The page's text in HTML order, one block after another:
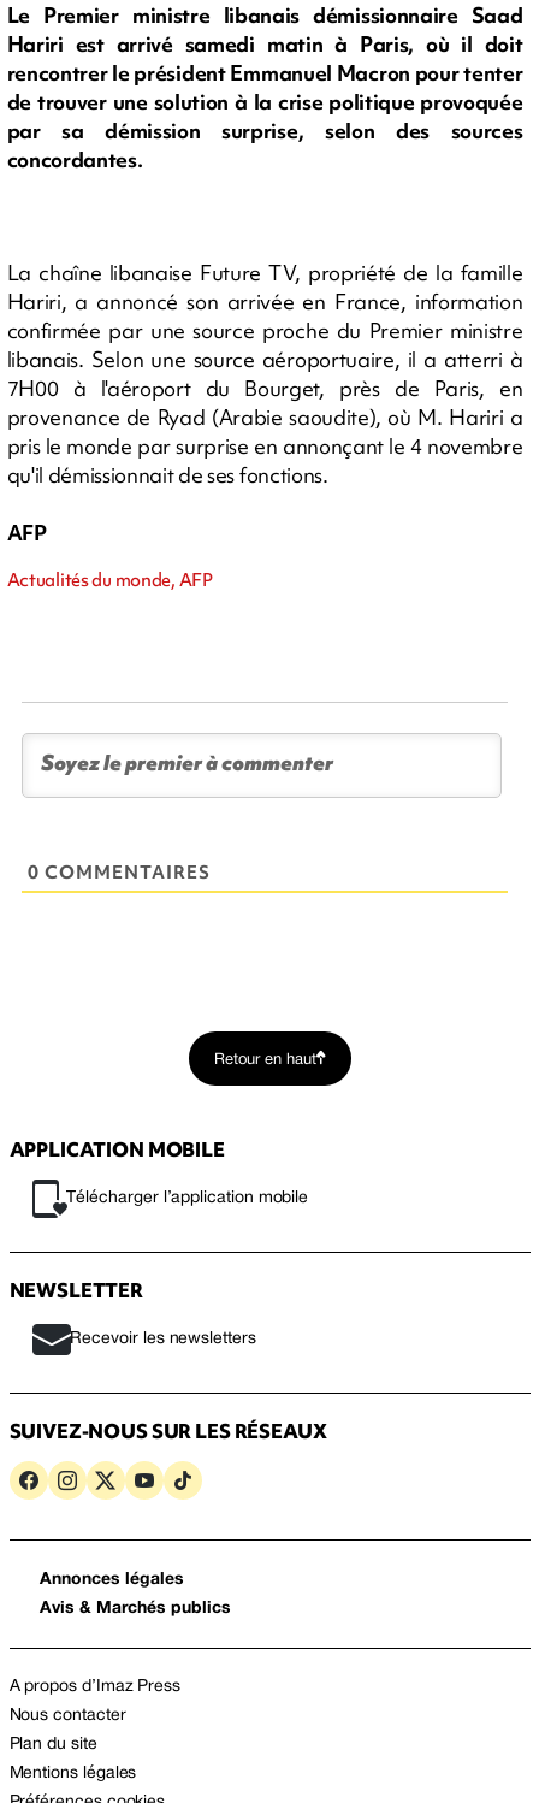
Le Premier ministre libanais démissionnaire Saad
Hariri est arrivé samedi matin à Paris, où il doit
rencontrer le président Emmanuel Macron pour tenter
de trouver une solution à la crise politique provoquée
par sa démission surprise, selon des sources
concordantes.
La chaîne libanaise Future TV, propriété de la famille
Hariri, a annoncé son arrivée en France, information
confirmée par une source proche du Premier ministre
libanais. Selon une source aéroportuaire, il a atterri à
7H00 à l'aéroport du Bourget, près de Paris, en
provenance de Ryad (Arabie saoudite), où M. Hariri a
pris le monde par surprise en annonçant le 4 novembre
qu'il démissionnait de ses fonctions.
AFP
Actualités du monde, AFP
0 COMMENTAIRES
Retour en haut
APPLICATION MOBILE
Télécharger l’application mobile
NEWSLETTER
Recevoir les newsletters
SUIVEZ-NOUS SUR LES RÉSEAUX
Annonces légales
Avis & Marchés publics
A propos d’Imaz Press
Nous contacter
Plan du site
Mentions légales